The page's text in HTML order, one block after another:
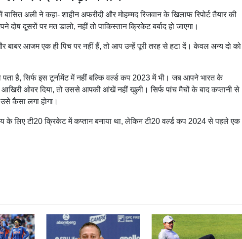
अली ने कहा- शाहीन अफरीदी और मोहम्मद रिजवान के खिलाफ रिपोर्ट तैयार की
दूसरों पर मत डालो, नहीं तो पाकिस्तान क्रिकेट बर्बाद हो जाएगा।
बाबर आजम एक ही पिच पर नहीं हैं, तो आप उन्हें पूरी तरह से हटा दें। केवल अन्य दो को
है, सिर्फ इस टूर्नामेंट में नहीं बल्कि वर्ल्ड कप 2023 में भी। जब आपने भारत के
आखिरी ओवर दिया, तो उससे आपकी आंखें नहीं खुली। सिर्फ पांच मैचों के बाद कप्तानी से
कैसा लगा होगा।
के लिए टी20 क्रिकेट में कप्तान बनाया था, लेकिन टी20 वर्ल्ड कप 2024 से पहले एक